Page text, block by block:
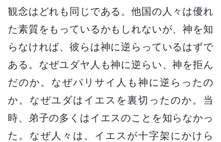
観念はどれも同じである。他国の人々は優れ
た素質をもっているかもしれないが、神を知
らなければ、彼らは神に逆らっているはずで
ある。なぜユダヤ人も神に逆らい、神を拒ん
だのか。なぜパリサイ人も神に逆らったの
か。なぜユダはイエスを裏切ったのか。当
時、弟子の多くはイエスのことを知らなかっ
た。なぜ人々は、イエスが十字架にかけら